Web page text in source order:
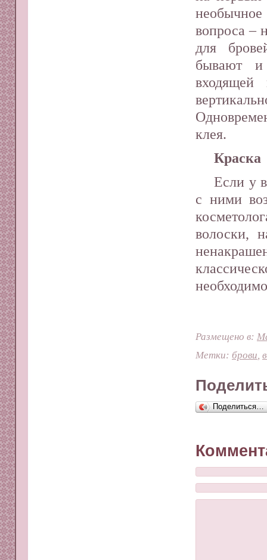
вопроса –
для
бывают
входящей
клея.
Краска
Если у
с ними
волоски,
Размещено в:
Метки: брови,
Поделиться…